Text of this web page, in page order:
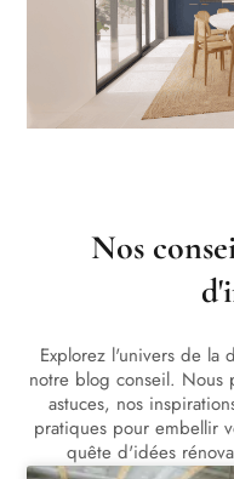
Nos
Explorez l'univers de la
notre blog conseil. Nous
astuces, nos
pratiques pour embellir
quête d'idées